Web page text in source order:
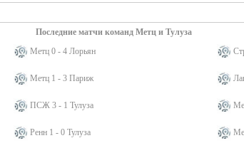
Последние матчи команд Метц и Тулуза
Метц 0 - 4 Лорьян
Метц 1 - 3 Париж
ПСЖ 3 - 1 Тулуза
Ренн 1 - 0 Тулуза